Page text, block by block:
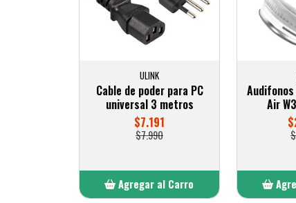
ULINK
Cable de poder para PC
universal 3 metros
$7.191
$7.990
Agregar al Carro
Air